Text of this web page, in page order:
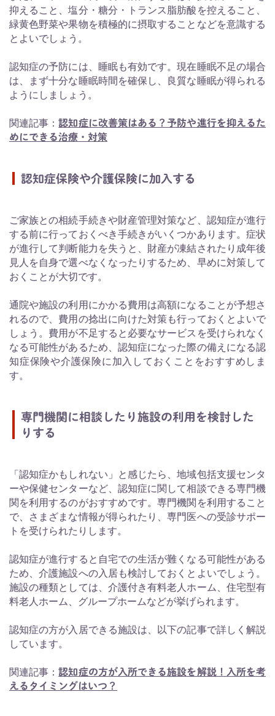
抑えること、塩分・糖分・トランス脂肪酸を控えること、
緑黄色野菜や果物を積極的に摂取することなどを意識する
とよいでしょう。
認知症の予防には、睡眠も有効です。現在睡眠不足の場合
は、まず十分な睡眠時間を確保し、良質な睡眠が得られる
ようにしましょう。
関連記事：認知症に改善策はある？予防や進行を抑えるた
めにできる治療・対策
認知症保険や介護保険に加入する
ご家族との相続手続きや財産管理対策など、認知症が進行
する前に行っておくべき手続きがいくつかあります。症状
が進行して判断能力を失うと、財産が凍結されたり成年後
見人を自身で選べなくなったりするため、早めに対策して
おくことが大切です。
通院や施設の利用にかかる費用は高額になることが予想さ
れるので、費用の捻出に向けた対策も行っておくとよいで
しょう。費用が不足すると必要なサービスを受けられなく
なる可能性があるため、認知症になった際の備えになる認
知症保険や介護保険に加入しておくことをおすすめしま
す。
専門機関に相談したり施設の利用を検討した
りする
「認知症かもしれない」と感じたら、地域包括支援センタ
ーや保健センターなど、認知症に関して相談できる専門機
関を利用するのがおすすめです。専門機関を利用すること
で、さまざまな情報が得られたり、専門医への受診サポー
トを受けられたりします。
認知症が進行すると自宅での生活が難くなる可能性がある
ため、介護施設への入居も検討しておくとよいでしょう。
施設の種類としては、介護付き有料老人ホーム、住宅型有
料老人ホーム、グループホームなどが挙げられます。
認知症の方が入居できる施設は、以下の記事で詳しく解説
しています。
関連記事：認知症の方が入所できる施設を解説！入所を考
えるタイミングはいつ？